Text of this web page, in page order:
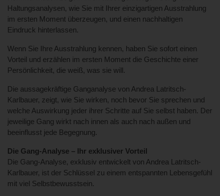
Haltungsanalysen, wie Sie mit Ihrer einzigartigen Ausstrahlung
im ersten Moment überzeugen, und einen nachhaltigen
Eindruck hinterlassen.
Wenn Sie Ihre Ausstrahlung kennen, haben Sie sofort einen
Vorteil und erzählen im ersten Moment die Geschichte einer
Persönlichkeit, die weiß, was sie will.
Die aussagekräftige Ganganalyse von Andrea Latritsch-
Karlbauer, zeigt, wie Sie wirken, noch bevor Sie sprechen und
welche Auswirkung jeder ihrer Schritte auf Sie selbst haben. Der
jeweilige Gang wirkt nach innen als auch nach außen und
beeinflusst jede Begegnung.
Die Gang-Analyse – Ihr exklusiver Vorteil
Die Gang-Analyse, exklusiv entwickelt von Andrea Latritsch-
Karlbauer, ist der Schlüssel zu einem entspannten Lebensgefühl
mit viel Selbstbewusstsein.